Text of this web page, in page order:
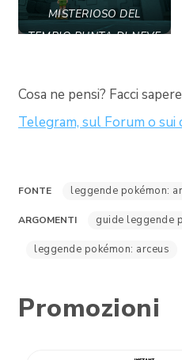
MISTERIOSO DEL
TEMPIO PUNTA DI NEVE
Cosa ne pensi? Facci
Telegram, sul Forum o sui
FONTE leggende pokémon:
ARGOMENTI guide leggende
leggende pokémon: arceus
Promozioni